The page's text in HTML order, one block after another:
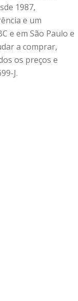
1987,
e um
e em São Paulo e
a comprar,
os preços e
J.